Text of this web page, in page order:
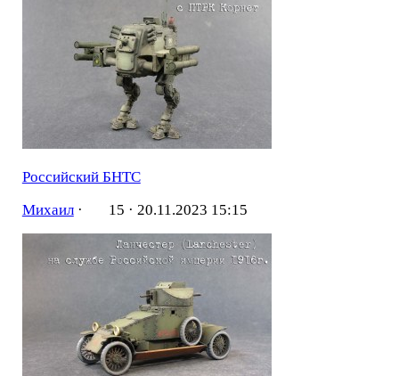
Российский БНТС
Михаил· 15 · 20.11.2023 15:15